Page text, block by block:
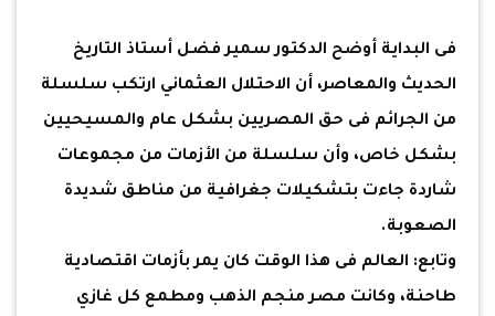
فى البداية أوضح الدكتور سمير فضل أستاذ التاريخ
الحديث والمعاصر، أن الاحتلال العثماني ارتكب سلسلة
من الجرائم فى حق المصريين بشكل عام والمسيحيين
بشكل خاص، وأن سلسلة من الأزمات من مجموعات
شاردة جاءت بتشكيلات جغرافية من مناطق شديدة
الصعوبة.
وتابع: العالم فى هذا الوقت كان يمر بأزمات اقتصادية
طاحنة، وكانت مصر منجم الذهب ومطمع كل غازي